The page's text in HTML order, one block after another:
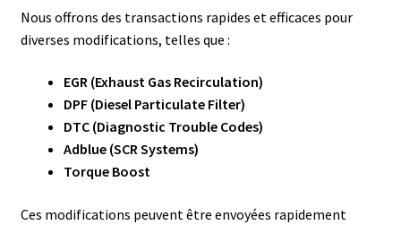
Nous offrons des transactions rapides et efficaces pour
diverses modifications, telles que :
EGR (Exhaust Gas Recirculation)
DPF (Diesel Particulate Filter)
DTC (Diagnostic Trouble Codes)
Adblue (SCR Systems)
Torque Boost
Ces modifications peuvent être envoyées rapidement